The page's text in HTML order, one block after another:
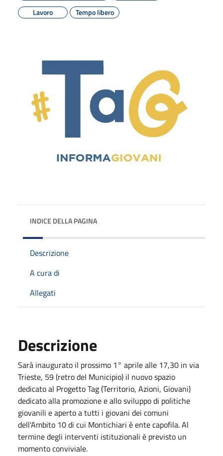
Lavoro
Tempo libero
INDICE DELLA PAGINA
Descrizione
A cura di
Allegati
Descrizione
Sarà inaugurato il prossimo 1° aprile alle 17,30 in via
Trieste, 59 (retro del Municipio) il nuovo spazio
dedicato al Progetto Tag (Territorio, Azioni, Giovani)
dedicato alla promozione e allo sviluppo di politiche
giovanili e aperto a tutti i giovani dei comuni
dell'Ambito 10 di cui Montichiari è ente capofila. Al
termine degli interventi istituzionali è previsto un
momento conviviale.